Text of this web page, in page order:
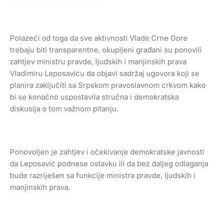
Polazeći od toga da sve aktivnosti Vlade Crne Gore
trebaju biti transparentne, okupljeni građani su ponovili
zahtjev ministru pravde, ljudskih i manjinskih prava
Vladimiru Leposaviću da objavi sadržaj ugovora koji se
planira zaključiti sa Srpskom pravoslavnom crkvom kako
bi se konačno uspostavila stručna i demokratska
diskusija o tom važnom pitanju.
Ponovoljen je zahtjev i očekivanje demokratske javnosti
da Leposavić podnese ostavku ili da bez daljeg odlaganja
bude razriješen sa funkcije ministra pravde, ljudskih i
manjinskih prava.